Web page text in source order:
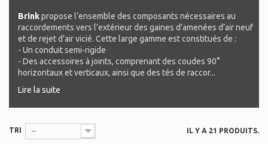
Brinkpropose l’ensemble des composants nécessaires au
raccordements vers l’extérieur des gaines d’amenées d’air neuf
et de rejet d’air vicié. Cette large gamme est constitués de :
- Un conduit semi-rigide
- Des accessoires à joints, comprenant des coudes 90°
horizontaux et verticaux, ainsi que des tés de raccor...
Lire la suite
TRI -- IL Y A 21 PRODUITS.